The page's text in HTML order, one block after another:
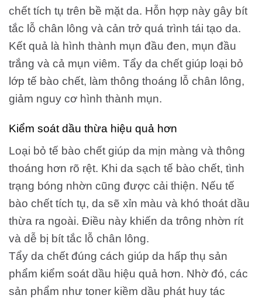
chết tích tụ trên bề mặt da. Hỗn hợp này gây bít
tắc lỗ chân lông và cản trở quá trình tái tạo da.
Kết quả là hình thành mụn đầu đen, mụn đầu
trắng và cả mụn viêm. Tẩy da chết giúp loại bỏ
lớp tế bào chết, làm thông thoáng lỗ chân lông,
giảm nguy cơ hình thành mụn.
Kiểm soát dầu thừa hiệu quả hơn
Loại bỏ tế bào chết giúp da mịn màng và thông
thoáng hơn rõ rệt. Khi da sạch tế bào chết, tình
trạng bóng nhờn cũng được cải thiện. Nếu tế
bào chết tích tụ, da sẽ xỉn màu và khó thoát dầu
thừa ra ngoài. Điều này khiến da trông nhờn rít
và dễ bị bít tắc lỗ chân lông.
Tẩy da chết đúng cách giúp da hấp thụ sản
phẩm kiểm soát dầu hiệu quả hơn. Nhờ đó, các
sản phẩm như toner kiềm dầu phát huy tác